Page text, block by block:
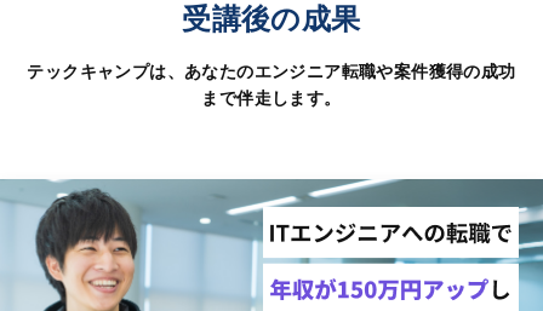
受講後の成果
テックキャンプは、あなたのエンジニア転職や案件獲得の成功
まで伴走します。